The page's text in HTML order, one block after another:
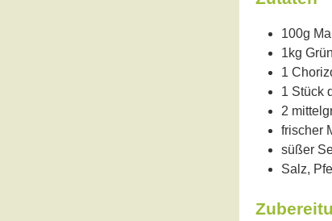
100g
1kg
1
1 Stück
2
frischer
süßer
Salz,